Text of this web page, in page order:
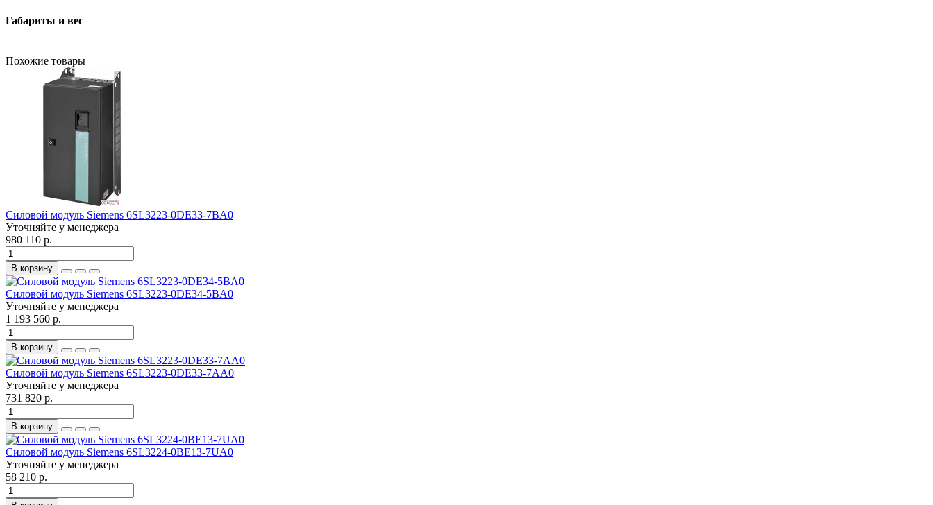
Габариты и вес
Похожие товары
Силовой модуль Siemens 6SL3223-0DE33-7BA0
Уточняйте у менеджера
980 110 р.
В корзину
Силовой модуль Siemens 6SL3223-0DE34-5BA0
Уточняйте у менеджера
1 193 560 р.
В корзину
Силовой модуль Siemens 6SL3223-0DE33-7AA0
Уточняйте у менеджера
731 820 р.
В корзину
Силовой модуль Siemens 6SL3224-0BE13-7UA0
Уточняйте у менеджера
58 210 р.